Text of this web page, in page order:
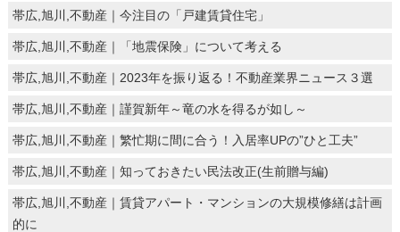
帯広,旭川,不動産｜今注目の「戸建賃貸住宅」
帯広,旭川,不動産｜「地震保険」について考える
帯広,旭川,不動産｜2023年を振り返る！不動産業界ニュース３選
帯広,旭川,不動産｜謹賀新年～竜の水を得るが如し～
帯広,旭川,不動産｜繁忙期に間に合う！入居率UPの”ひと工夫”
帯広,旭川,不動産｜知っておきたい民法改正(生前贈与編)
帯広,旭川,不動産｜賃貸アパート・マンションの大規模修繕は計画
的に